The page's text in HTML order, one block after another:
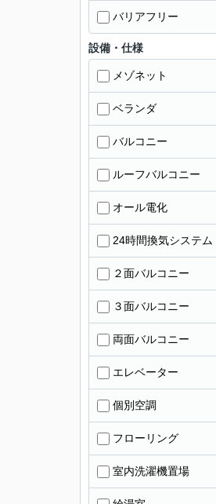
バリアフリー
設備・仕様
メゾネット
ベランダ
バルコニー
ルーフバルコニー
オール電化
24時間換気システム
２面バルコニー
３面バルコニー
両面バルコニー
エレベーター
個別空調
フローリング
室内洗濯機置場